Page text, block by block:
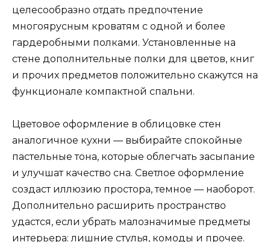
целесообразно отдать предпочтение
многоярусным кроватям с одной и более
гардеробными полками. Установленные на
стене дополнительные полки для цветов, книг
и прочих предметов положительно скажутся на
функционале компактной спальни.
Цветовое оформление в облицовке стен
аналогичное кухни — выбирайте спокойные
пастельные тона, которые облегчать засыпание
и улучшат качество сна. Светлое оформление
создаст иллюзию простора, темное — наоборот.
Дополнительно расширить пространство
удастся, если убрать малозначимые предметы
интерьера: лишние стулья, комоды и прочее.